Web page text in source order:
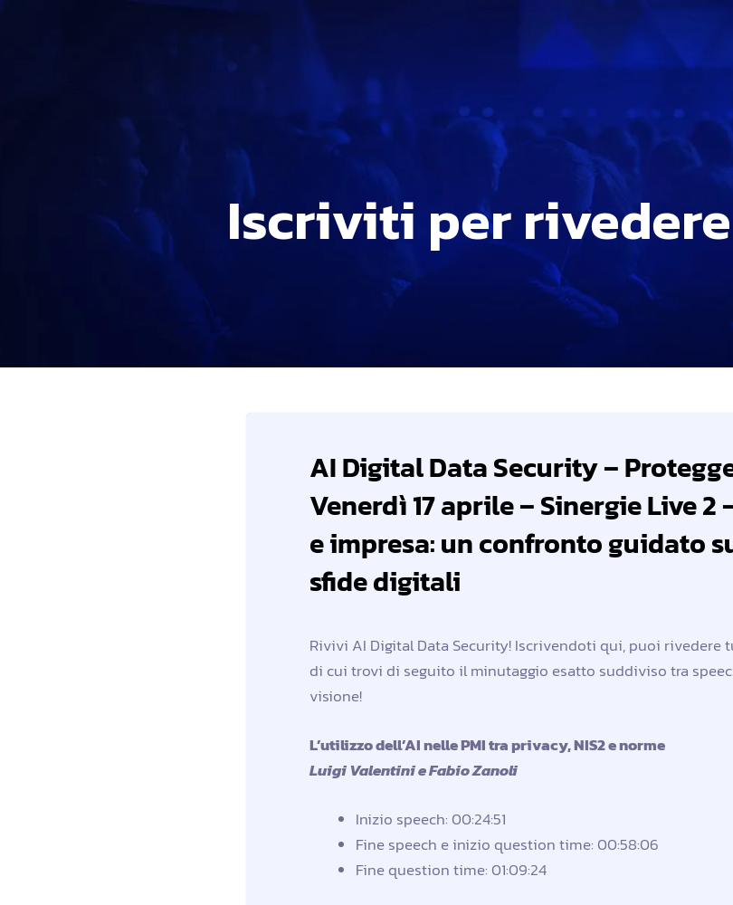
Iscriviti per
AI Digital Data Security –
Venerdì 17 aprile – Sinergie Live 2
e impresa: un confronto guidato
sfide digitali
Rivivi AI Digital Data Security! Iscrivendoti qui, puoi rivedere
di cui trovi di seguito il minutaggio esatto suddiviso tra
visione!
L’utilizzo dell’AI nelle PMI tra privacy, NIS2 e norme
Luigi Valentini e Fabio Zanoli
Inizio speech: 00:24:51
Fine speech e inizio question time: 00:58:06
Fine question time: 01:09:24